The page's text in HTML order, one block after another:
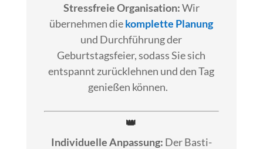
Stressfreie Organisation:Wir
übernehmen diekomplette Planung
und Durchführung der
Geburtstagsfeier, sodass Sie sich
entspannt zurücklehnen und den Tag
genießen können.
👑
Individuelle Anpassung: Der Basti-